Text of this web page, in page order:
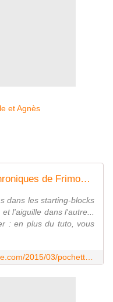
Pochettes en feutrine - Les chroniques de Frimousse
dans les starting-blocks
l'aiguille dans l'autre...
: en plus du tuto, vous